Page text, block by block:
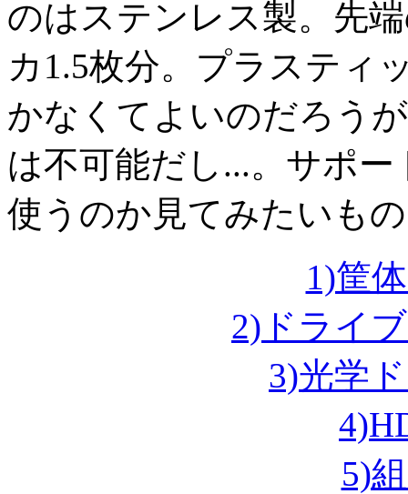
のはステンレス製。先
カ1.5枚分。プラスティ
かなくてよいのだろう
は不可能だし...。サポ
使うのか見てみたいも
1)筐
2)ドライ
3)光学
5)